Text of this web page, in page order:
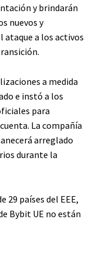
y brindarán
nuevos y
ataque a los activos
a medida
e instó a los
para
La compañía
arreglado
durante la
29 países del EEE,
Bybit UE no están